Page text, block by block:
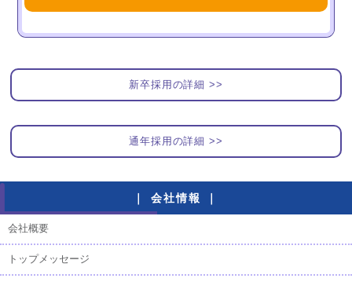
新卒採用の詳細 >>
通年採用の詳細 >>
｜ 会社情報 ｜
会社概要
トップメッセージ